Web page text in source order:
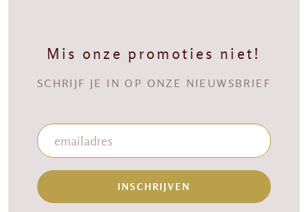
Mis onze promoties niet!
SCHRIJF JE IN OP ONZE NIEUWSBRIEF
INSCHRIJVEN